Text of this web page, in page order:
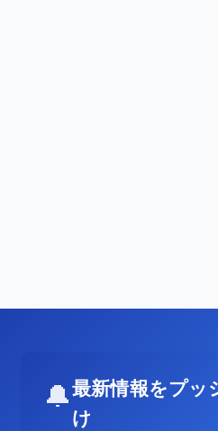
🔔最新情報をプッ
け